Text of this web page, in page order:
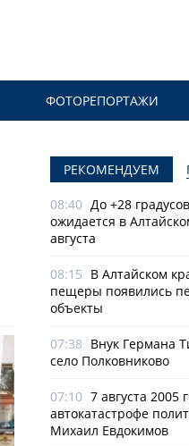
ФОТОРЕПОРТАЖИ
РЕКОМЕНДУЕМ
08:40 До +28
ожидается в
августа
08:15 В Алтайском
пещеры появились
объекты
07:38 Внук Германа
село Полковниково
07:10 7 августа 2005
автокатастрофе
Михаил Евдокимов